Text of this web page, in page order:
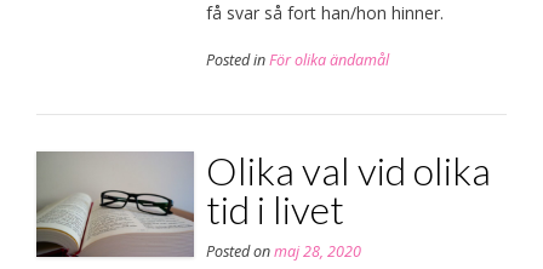
få svar så fort han/hon hinner.
Posted inFör olika ändamål
Olika val vid olika
tid i livet
Posted onmaj 28, 2020